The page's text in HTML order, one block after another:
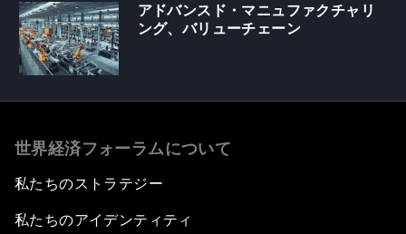
アドバンスド・マニュファクチャリ
ング、バリューチェーン
世界経済フォーラムについて
私たちのストラテジー
私たちのアイデンティティ